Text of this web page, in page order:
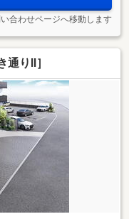
合わせページへ移動します
りII］